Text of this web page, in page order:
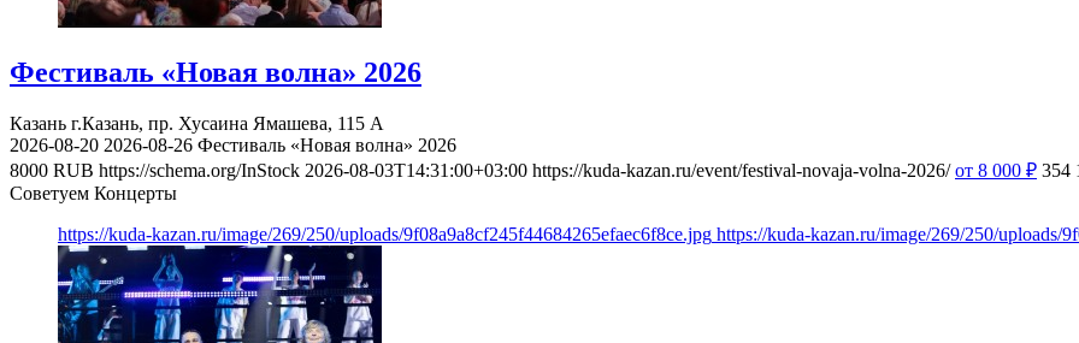
Фестиваль «Новая волна» 2026
Казань г.Казань, пр. Хусаина Ямашева, 115 A
2026-08-20 2026-08-26 Фестиваль «Новая волна» 2026
8000 RUB https://schema.org/InStock 2026-08-03T14:31:00+03:00 https://kuda-kazan.ru/event/festival-novaja-volna-2026/ от 8 000 ₽ 354
Советуем Концерты
https://kuda-kazan.ru/image/269/250/uploads/9f08a9a8cf245f44684265efaec6f8ce.jpg https://kuda-kazan.ru/image/269/250/uploads/